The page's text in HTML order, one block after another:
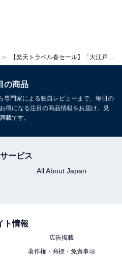
の商品
専門家による独自レビューまで、毎日の
得になる注目の商品情報をお届け。見
載です。
ービス
All About Japan
ト情報
広告掲載
著作権・商標・免責事項